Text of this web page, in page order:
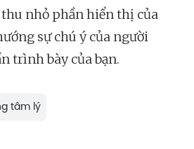
thu nhỏ phần hiển thị của
sự chú ý của người
trình bày của bạn.
tâm lý